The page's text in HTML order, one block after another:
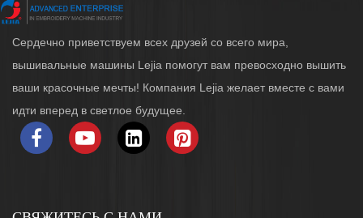
Сердечно приветствуем всех друзей со всего мира,
вышивальные машины Lejia помогут вам превосходно вышить
ваши красочные мечты! Компания Lejia желает вместе с вами
идти вперед в светлое будущее.